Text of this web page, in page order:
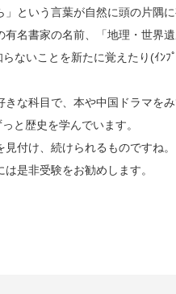
という言葉が自然に頭の片隅に
有名書家の名前、「地理・世
らないことを新たに覚えたり(ｲ
きな科目で、本や中国ドラマを
と歴史を学んでいます。
付け、続けられるものですね。
是非受験をお勧めします。